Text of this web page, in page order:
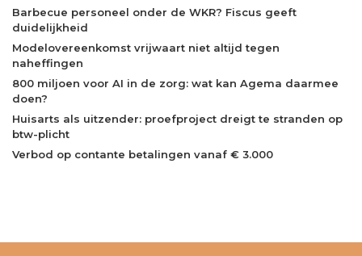
Barbecue personeel onder de WKR? Fiscus geeft
duidelijkheid
Modelovereenkomst vrijwaart niet altijd tegen
naheffingen
800 miljoen voor AI in de zorg: wat kan Agema daarmee
doen?
Huisarts als uitzender: proefproject dreigt te stranden op
btw-plicht
Verbod op contante betalingen vanaf € 3.000